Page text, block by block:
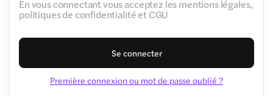
En vous connectant vous acceptez les mentions légales,
politiques de confidentialité et CGU
Se connecter
Première connexion ou mot de passe oublié ?